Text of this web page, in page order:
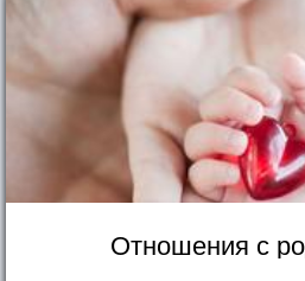
Отношения с